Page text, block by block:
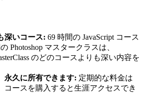
深いコース: 69 時間の JavaScript コース
Photoshop マスタークラスは、
のどのコースよりも深い内容を
永久に所有できます: 定期的な料金は
コースを購入すると生涯アクセスでき